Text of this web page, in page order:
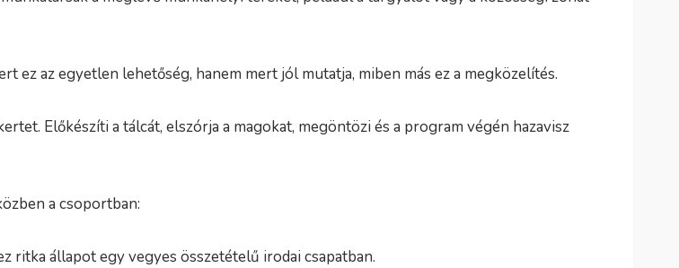
az egyetlen lehetőség, hanem mert jól mutatja, miben más ez a megközelítés.
Előkészíti a tálcát, elszórja a magokat, megöntözi és a program végén hazavisz
a csoportban:
ritka állapot egy vegyes összetételű irodai csapatban.